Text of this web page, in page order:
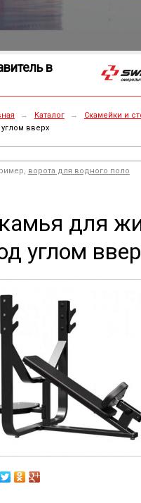
в
→ Каталог →
Скамейки и
вверх
ворота для водного поло
для
углом